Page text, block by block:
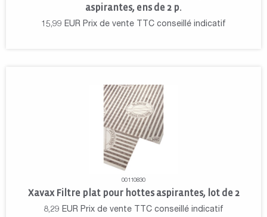
aspirantes, ens de 2 p.
15,99 EUR Prix de vente TTC conseillé indicatif
00110830
Xavax Filtre plat pour hottes aspirantes, lot de 2
8,29 EUR Prix de vente TTC conseillé indicatif